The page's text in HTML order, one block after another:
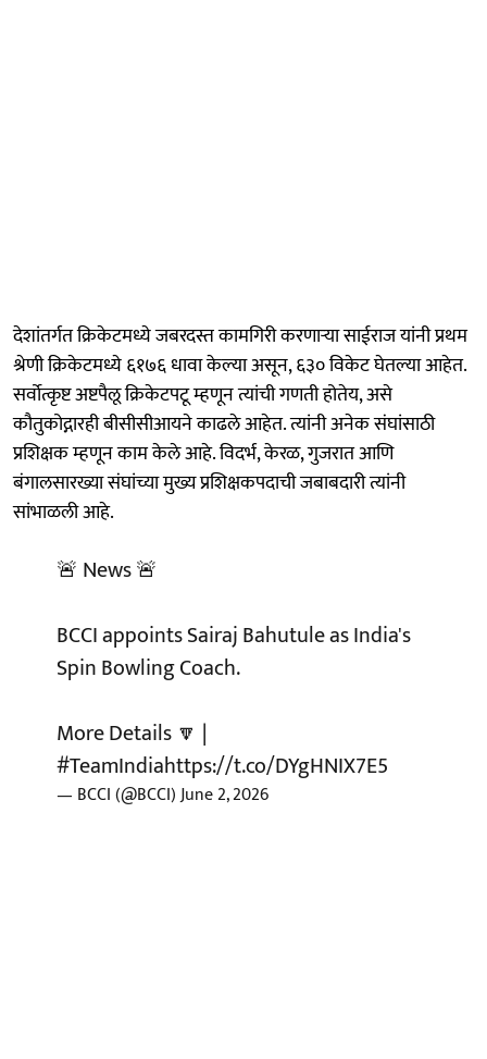
देशांतर्गत क्रिकेटमध्ये जबरदस्त कामगिरी करणाऱ्या साईराज यांनी प्रथम
श्रेणी क्रिकेटमध्ये ६१७६ धावा केल्या असून, ६३० विकेट घेतल्या आहेत.
सर्वोत्कृष्ट अष्टपैलू क्रिकेटपटू म्हणून त्यांची गणती होतेय, असे
कौतुकोद्गारही बीसीसीआयने काढले आहेत. त्यांनी अनेक संघांसाठी
प्रशिक्षक म्हणून काम केले आहे. विदर्भ, केरळ, गुजरात आणि
बंगालसारख्या संघांच्या मुख्य प्रशिक्षकपदाची जबाबदारी त्यांनी
सांभाळली आहे.
🚨 News 🚨
BCCI appoints Sairaj Bahutule as India's
Spin Bowling Coach.
More Details 🔽 |
#TeamIndiahttps://t.co/DYgHNIX7E5
— BCCI (@BCCI)June 2, 2026